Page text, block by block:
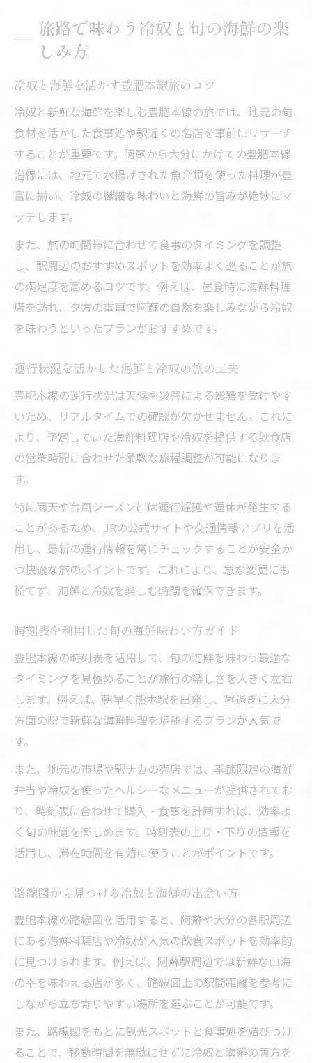
旅路で味わう冷奴と旬の海鮮の楽
しみ方
冷奴と海鮮を活かす豊肥本線旅のコツ
冷奴と新鮮な海鮮を楽しむ豊肥本線の旅では、地元の旬
食材を活かした食事処や駅近くの名店を事前にリサーチ
することが重要です。阿蘇から大分にかけての豊肥本線
沿線には、地元で水揚げされた魚介類を使った料理が豊
富に揃い、冷奴の繊細な味わいと海鮮の旨みが絶妙にマ
ッチします。
また、旅の時間帯に合わせて食事のタイミングを調整
し、駅周辺のおすすめスポットを効率よく巡ることが旅
の満足度を高めるコツです。例えば、昼食時に海鮮料理
店を訪れ、夕方の電車で阿蘇の自然を楽しみながら冷奴
を味わうといったプランがおすすめです。
運行状況を活かした海鮮と冷奴の旅の工夫
豊肥本線の運行状況は天候や災害による影響を受けやす
いため、リアルタイムでの確認が欠かせません。これに
より、予定していた海鮮料理店や冷奴を提供する飲食店
の営業時間に合わせた柔軟な旅程調整が可能になりま
す。
特に雨天や台風シーズンには運行遅延や運休が発生する
ことがあるため、JRの公式サイトや交通情報アプリを活
用し、最新の運行情報を常にチェックすることが安全か
つ快適な旅のポイントです。これにより、急な変更にも
慌てず、海鮮と冷奴を楽しむ時間を確保できます。
時刻表を利用した旬の海鮮味わい方ガイド
豊肥本線の時刻表を活用して、旬の海鮮を味わう最適な
タイミングを見極めることが旅行の楽しさを大きく左右
します。例えば、朝早く熊本駅を出発し、昼過ぎに大分
方面の駅で新鮮な海鮮料理を堪能するプランが人気で
す。
また、地元の市場や駅ナカの売店では、季節限定の海鮮
弁当や冷奴を使ったヘルシーなメニューが提供されてお
り、時刻表に合わせて購入・食事を計画すれば、効率よ
く旬の味覚を楽しめます。時刻表の上り・下りの情報を
活用し、滞在時間を有効に使うことがポイントです。
路線図から見つける冷奴と海鮮の出会い方
豊肥本線の路線図を活用すると、阿蘇や大分の各駅周辺
にある海鮮料理店や冷奴が人気の飲食スポットを効率的
に見つけられます。例えば、阿蘇駅周辺では新鮮な山海
の幸を味わえる店が多く、路線図上の駅間距離を参考に
しながら立ち寄りやすい場所を選ぶことが可能です。
また、路線図をもとに観光スポットと食事処を結びつけ
ることで、移動時間を無駄にせずに冷奴と海鮮の両方を